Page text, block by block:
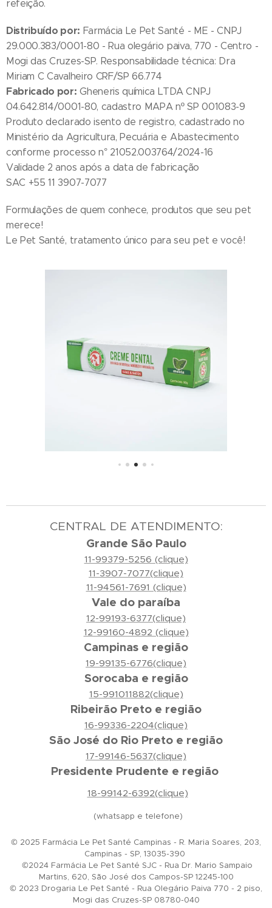
refeição.
Distribuído por: Farmácia Le Pet Santé - ME - CNPJ
29.000.383/0001-80 - Rua olegário paiva, 770 - Centro -
Mogi das Cruzes-SP. Responsabilidade técnica: Dra
Miriam C Cavalheiro CRF/SP 66.774
Fabricado por: Gheneris química LTDA CNPJ
04.642.814/0001-80, cadastro MAPA nº SP 001083-9
Produto declarado isento de registro, cadastrado no
Ministério da Agricultura, Pecuária e Abastecimento
conforme processo n° 21052.003764/2024-16
Validade 2 anos após a data de fabricação
SAC +55 11 3907-7077
Formulações de quem conhece, produtos que seu pet
merece!
Le Pet Santé, tratamento único para seu pet e você!
CENTRAL DE ATENDIMENTO:
Grande São Paulo
11-99379-5256 (clique)
11-3907-7077(clique)
11-94561-7691 (clique)
Vale do paraíba
12-99193-6377(clique)
12-99160-4892 (clique)
Campinas e região
19-99135-6776(clique)
Sorocaba e região
15-991011882(clique)
Ribeirão Preto e região
16-99336-2204(clique)
São José do Rio Preto e região
17-99146-5637(clique)
Presidente Prudente e região
18-99142-6392(clique)
(whatsapp e telefone)
© 2025 Farmácia Le Pet Santé Campinas - R. Maria Soares, 203,
Campinas - SP, 13035-390
©2024 Farmácia Le Pet Santé SJC - Rua Dr. Mario Sampaio
Martins, 620, São José dos Campos-SP 12245-100
© 2023 Drogaria Le Pet Santé - Rua Olegário Paiva 770 - 2 piso,
Mogi das Cruzes-SP 08780-040